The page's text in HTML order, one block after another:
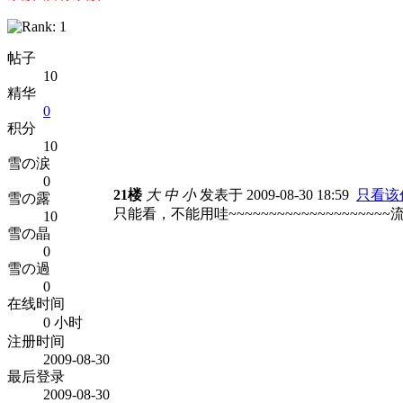
帖子
10
精华
0
积分
10
雪の涙
0
雪の露
10
雪の晶
0
雪の過
0
在线时间
0 小时
注册时间
2009-08-30
最后登录
2009-08-30
21楼 大 中 小发表于 2009-08-30 18:59 只看该
只能看，不能用哇~~~~~~~~~~~~~~~~~~~~